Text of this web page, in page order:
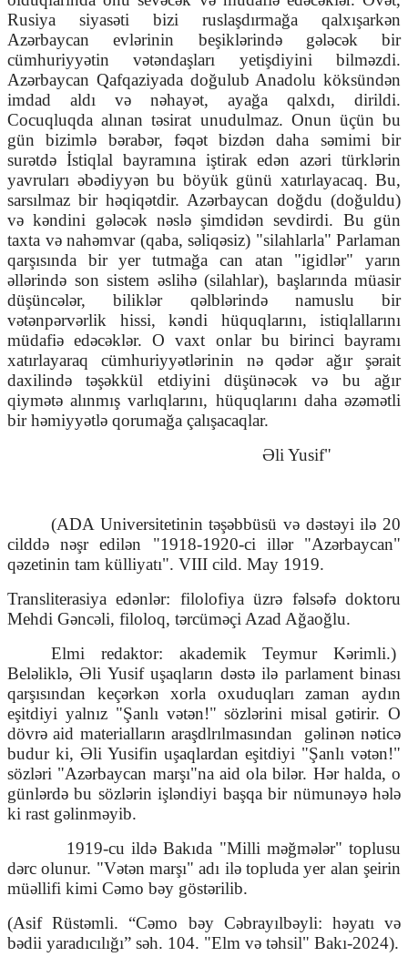
Rusiya siyasəti bizi ruslaşdırmağa qalxışarkən
Azərbaycan evlərinin beşiklərində gələcək bir
cümhuriyyətin vətəndaşları yetişdiyini bilməzdi.
Azərbaycan Qafqaziyada doğulub Anadolu köksündən
imdad aldı və nəhayət, ayağa qalxdı, dirildi.
Cocuqluqda alınan təsirat unudulmaz. Onun üçün bu
gün bizimlə bərabər, fəqət bizdən daha səmimi bir
surətdə İstiqlal bayramına iştirak edən azəri türklərin
yavruları əbədiyyən bu böyük günü xatırlayacaq. Bu,
sarsılmaz bir həqiqətdir. Azərbaycan doğdu (doğuldu)
və kəndini gələcək nəslə şimdidən sevdirdi. Bu gün
taxta və nahəmvar (qaba, səliqəsiz) "silahlarla" Parlaman
qarşısında bir yer tutmağa can atan "igidlər" yarın
əllərində son sistem əslihə (silahlar), başlarında müasir
düşüncələr, biliklər qəlblərində namuslu bir
vətənpərvərlik hissi, kəndi hüquqlarını, istiqlallarını
müdafiə edəcəklər. O vaxt onlar bu birinci bayramı
xatırlayaraq cümhuriyyətlərinin nə qədər ağır şərait
daxilində təşəkkül etdiyini düşünəcək və bu ağır
qiymətə alınmış varlıqlarını, hüquqlarını daha əzəmətli
bir həmiyyətlə qorumağa çalışacaqlar.
Əli Yusif"
(ADA Universitetinin təşəbbüsü və dəstəyi ilə 20
cilddə nəşr edilən "1918-1920-ci illər "Azərbaycan"
qəzetinin tam külliyatı". VIII cild. May 1919.
Transliterasiya edənlər: filolofiya üzrə fəlsəfə doktoru
Mehdi Gəncəli, filoloq, tərcüməçi Azad Ağaoğlu.
Elmi redaktor: akademik Teymur Kərimli.)
Beləliklə, Əli Yusif uşaqların dəstə ilə parlament binası
qarşısından keçərkən xorla oxuduqları zaman aydın
eşitdiyi yalnız "Şanlı vətən!" sözlərini misal gətirir. O
dövrə aid materialların araşdlrılmasından
gəlinən nəticə
budur ki, Əli Yusifin uşaqlardan eşitdiyi "Şanlı vətən!"
sözləri "Azərbaycan marşı"na aid ola bilər. Hər halda, o
günlərdə bu sözlərin işləndiyi başqa bir nümunəyə hələ
ki rast gəlinməyib.
1919-cu ildə Bakıda "Milli məğmələr" toplusu
dərc olunur. "Vətən marşı" adı ilə topluda yer alan şeirin
müəllifi kimi Cəmo bəy göstərilib.
(Asif Rüstəmli. “Cəmo bəy Cəbrayılbəyli: həyatı və
bədii yaradıcılığı” səh. 104. "Elm və təhsil" Bakı-2024).